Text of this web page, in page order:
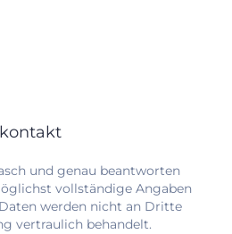
und genau beantworten
vollständige Angaben
werden nicht an Dritte
vertraulich behandelt.